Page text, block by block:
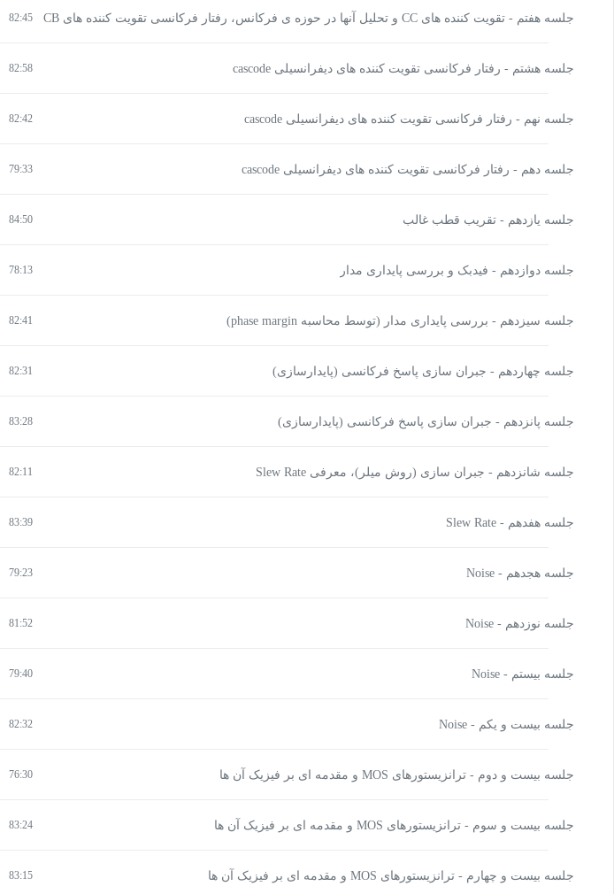
جلسه هفتم - تقویت کننده های CC و تحلیل آنها در حوزه ی فرکانس، رفتار فرکانسی تقویت کننده های CB 82:45
جلسه هشتم - رفتار فرکانسی تقویت کننده های دیفرانسیلی cascode 82:58
جلسه نهم - رفتار فرکانسی تقویت کننده های دیفرانسیلی cascode 82:42
جلسه دهم - رفتار فرکانسی تقویت کننده های دیفرانسیلی cascode 79:33
جلسه یازدهم - تقریب قطب غالب 84:50
جلسه دوازدهم - فیدبک و بررسی پایداری مدار 78:13
جلسه سیزدهم - بررسی پایداری مدار (توسط محاسبه phase margin) 82:41
جلسه چهاردهم - جبران سازی پاسخ فرکانسی (پایدارسازی) 82:31
جلسه پانزدهم - جبران سازی پاسخ فرکانسی (پایدارسازی) 83:28
جلسه شانزدهم - جبران سازی (روش میلر)، معرفی Slew Rate 82:11
جلسه هفدهم - Slew Rate 83:39
جلسه هجدهم - Noise 79:23
جلسه نوزدهم - Noise 81:52
جلسه بیستم - Noise 79:40
جلسه بيست و يكم - Noise 82:32
جلسه بيست و دوم - ترانزیستورهای MOS و مقدمه ای بر فیزیک آن ها 76:30
جلسه بيست و سوم - ترانزیستورهای MOS و مقدمه ای بر فیزیک آن ها 83:24
جلسه بيست و چهارم - ترانزیستورهای MOS و مقدمه ای بر فیزیک آن ها 83:15